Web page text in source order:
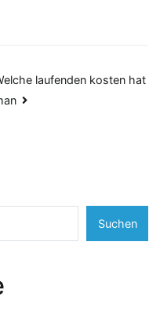
laufenden kosten hat
Suchen